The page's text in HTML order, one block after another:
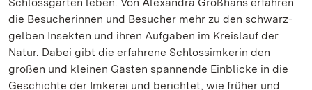
die Besucherinnen und Besucher mehr zu den schwarz-
gelben Insekten und ihren Aufgaben im Kreislauf der
Natur. Dabei gibt die erfahrene Schlossimkerin den
großen und kleinen Gästen spannende Einblicke in die
Geschichte der Imkerei und berichtet, wie früher und